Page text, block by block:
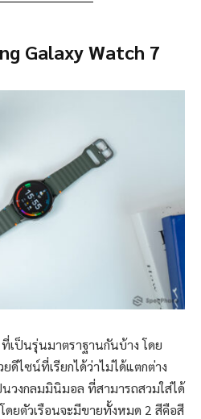
Galaxy Watch 7
เป็นรุ่นมาตราฐานกันบ้าง โดย
ดีไซน์ที่เรียกได้ว่าไม่ได้แตกต่าง
นวงกลมมินิมอล ที่สามารถสวมใส่ได้
ยตัวเรือนจะมีขายทั้งหมด 2 สีคือสี